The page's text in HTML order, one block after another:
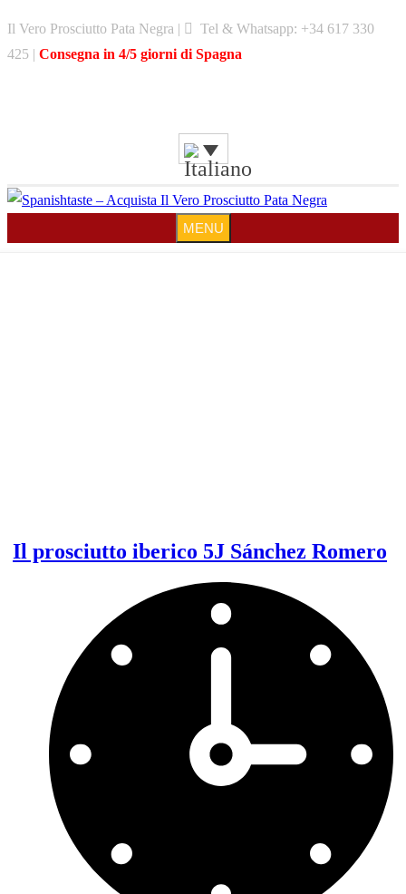
Il Vero Prosciutto Pata Negra |
Tel & Whatsapp: +34 617 330
425 | Consegna in 4/5 giorni di Spagna
MENU
MENU
Il prosciutto iberico 5J Sánchez Romero